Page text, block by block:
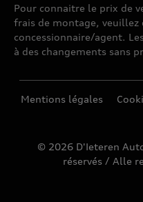
Pour connaitre le prix de
frais de montage, veuillez
concessionnaire/agent.
à des changements sans
Mentions légales
© 2026 D'Ieteren
réservés / Alle